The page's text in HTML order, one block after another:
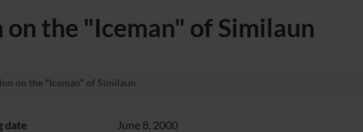
the "Iceman" of Similaun
on the "Iceman" of Similaun
date
June 8, 2000